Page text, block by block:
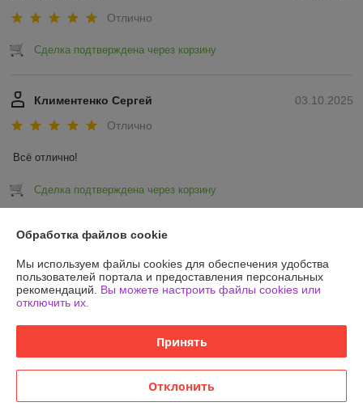
Отлично
Сделка подтверждена через корзину
03.10.2025
Климентенко Сергей
Отлично
Всё отлично!
Сделка подтверждена через корзину
Показать все отзывы
О нас
Доставка и оплата
График работы
Обработка файлов cookie
Мы используем файлы cookies для обеспечения удобства
пользователей портала и предоставления персональных
рекомендаций. Вы можете настроить файлы cookies или
отключить их.
Принять
Отклонить